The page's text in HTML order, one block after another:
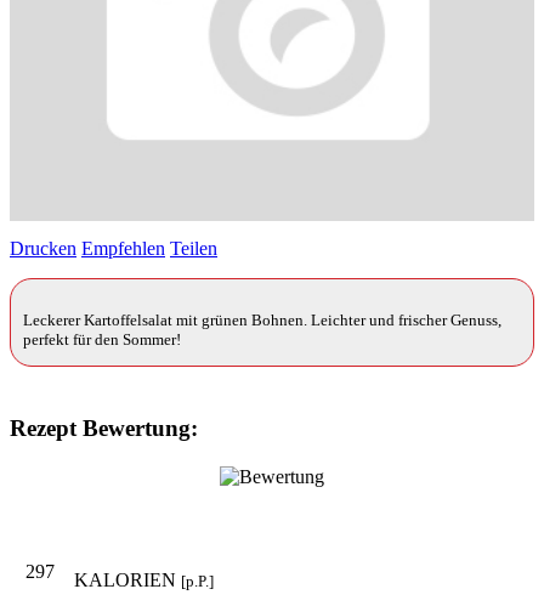
Drucken Empfehlen Teilen
Leckerer Kartoffelsalat mit grünen Bohnen. Leichter und frischer Genuss,
perfekt für den Sommer!
Rezept Bewertung:
297 KALORIEN [p.P.]